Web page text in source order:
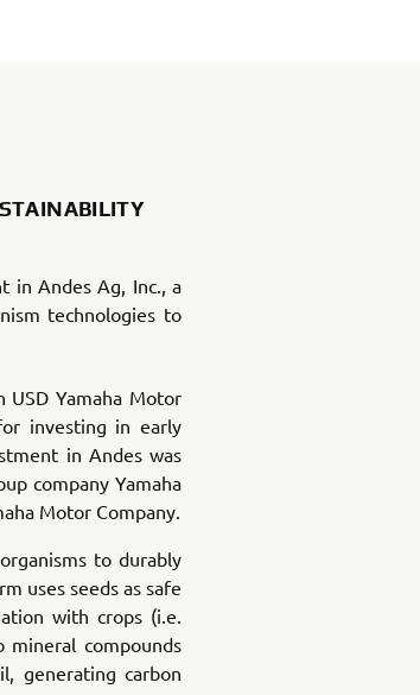
in Andes Ag, Inc., a
technologies to
Yamaha Motor
investing in early
in Andes was
company Yamaha
Motor Company.
to durably
uses seeds as safe
with crops (i.e.
mineral compounds
generating carbon